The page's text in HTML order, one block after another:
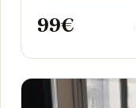
99€